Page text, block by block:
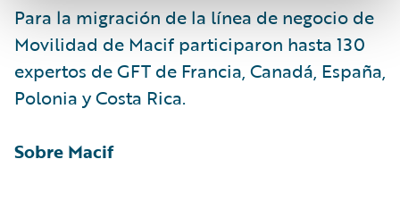
Para la migración de la línea de negocio de
Movilidad de Macif participaron hasta 130
expertos de GFT de Francia, Canadá, España,
Polonia y Costa Rica.
Sobre Macif